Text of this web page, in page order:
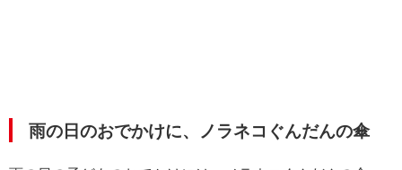
雨の日のおでかけに、ノラネコぐんだんの傘